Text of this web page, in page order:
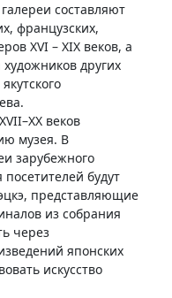
составляют
французских,
ХVI – ХIХ веков, а
других
веков
музея. В
зарубежного
будут
представляющие
из собрания
через
японских
искусство